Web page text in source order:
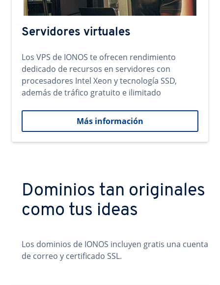
Servidores virtuales
Los VPS de IONOS te ofrecen rendimiento
dedicado de recursos en servidores con
procesadores Intel Xeon y tecnología SSD,
además de tráfico gratuito e ilimitado
Más información
Dominios tan originales
como tus ideas
Los dominios de IONOS incluyen gratis una cuenta
de correo y certificado SSL.